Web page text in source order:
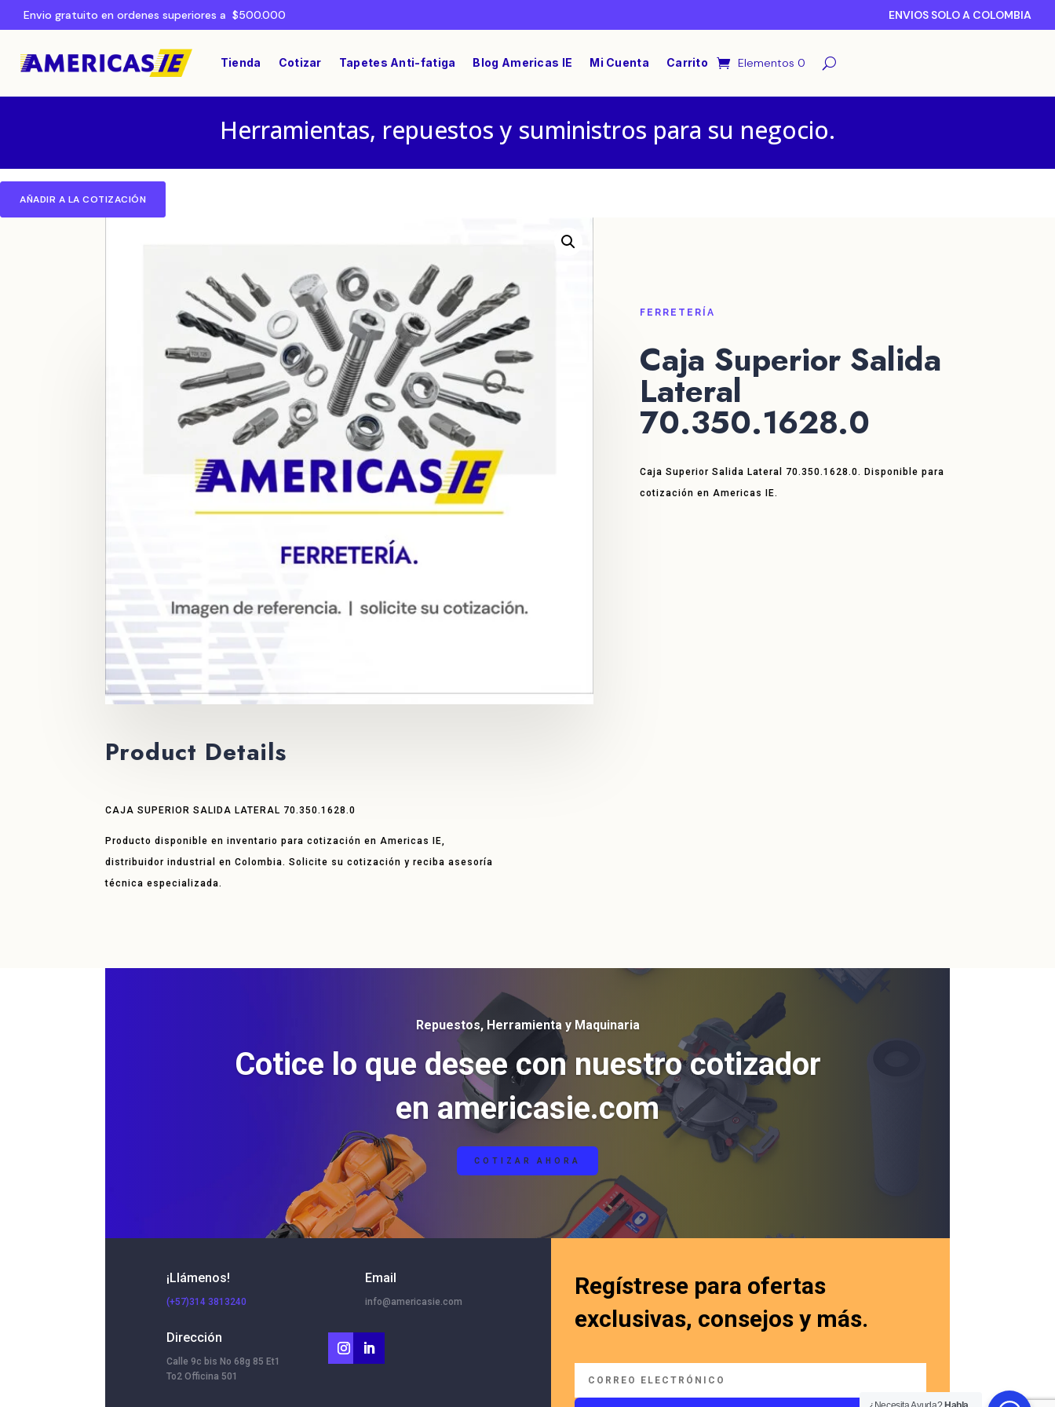
Envio gratuito en ordenes superiores a $500.000 ENVIOS SOLO A COLOMBIA
Tienda Cotizar Tapetes Anti-fatiga Blog Americas IE Mi Cuenta Carrito Elementos 0
Herramientas, repuestos y suministros para su negocio.
AÑADIR A LA COTIZACIÓN
/ Caja Superior Salida Lateral 70.350.1628.0
FERRETERÍA
Caja Superior Salida
Lateral
70.350.1628.0
Caja Superior Salida Lateral 70.350.1628.0. Disponible para
cotización en Americas IE.
Product Details
CAJA SUPERIOR SALIDA LATERAL 70.350.1628.0
Producto disponible en inventario para cotización en Americas IE,
distribuidor industrial en Colombia. Solicite su cotización y reciba asesoría
técnica especializada.
Repuestos, Herramienta y Maquinaria
Cotice lo que desee con nuestro cotizador
en americasie.com
COTIZAR AHORA
¡Llámenos!
(+57)314 3813240
Dirección
Calle 9c bis No 68g 85 Et1
To2 Officina 501
Email
info@americasie.com
Regístrese para ofertas
exclusivas, consejos y más.